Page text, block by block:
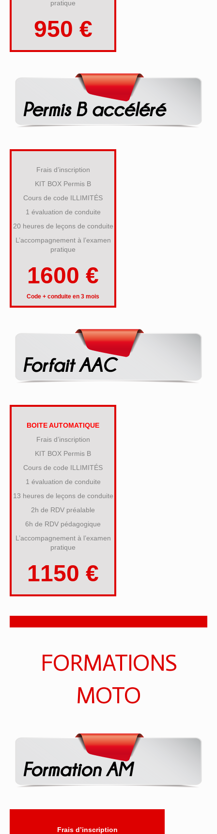
pratique
950 €
Frais d’inscription
KIT BOX Permis B
Cours de code ILLIMITÉS
1 évaluation de conduite
20 heures de leçons de conduite
L’accompagnement à l’examen
pratique
1600 €
Code + conduite en 3 mois
BOITE AUTOMATIQUE
Frais d’inscription
KIT BOX Permis B
Cours de code ILLIMITÉS
1 évaluation de conduite
13 heures de leçons de conduite
2h de RDV préalable
6h de RDV pédagogique
L’accompagnement à l’examen
pratique
1150 €
FORMATIONS
MOTO
Frais d’inscription